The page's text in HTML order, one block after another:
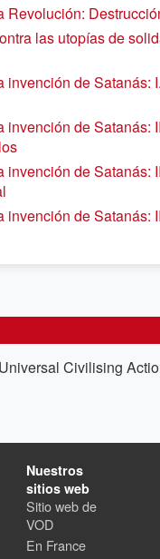
Revolución:
las utopías de
invención de Satanás:
invención de Satanás:
invención de Satanás:
invención de Satanás:
Civilising
Nuestros
sitios web
Sitio web de
VOD
En France